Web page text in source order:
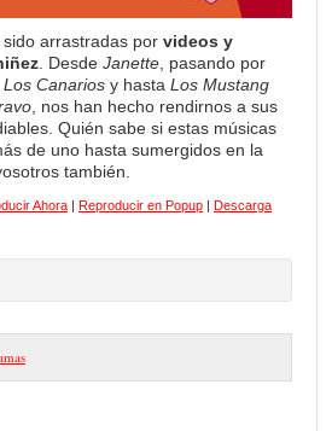
arrastradas por videos y
. Desde Janette , pasando por
Canarios y hasta Los Mustang
, nos han hecho rendirnos a sus
Quién sabe si estas músicas
de uno hasta sumergidos en la
también.
Ahora | Reproducir en Popup | Descarga